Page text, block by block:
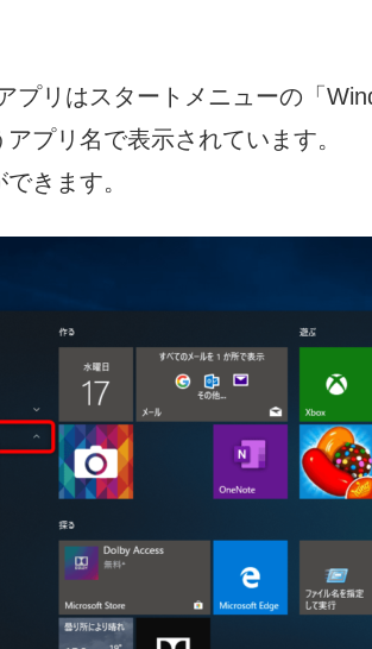
プリはスタートメニューの「
プリ名で表示されています。
きます。